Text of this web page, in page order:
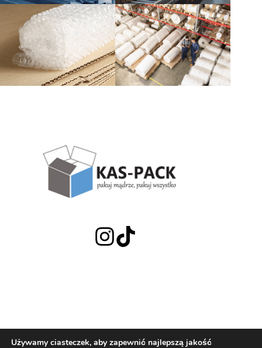
+48 692 308 523
Używamy ciasteczek, aby zapewnić najlepszą jakość